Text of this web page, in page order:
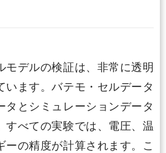
モデルの検証は、非常に透明
います。バテモ・セルデータ
タとシミュレーションデータ
すべての実験では、電圧、温
ーの精度が計算されます。こ